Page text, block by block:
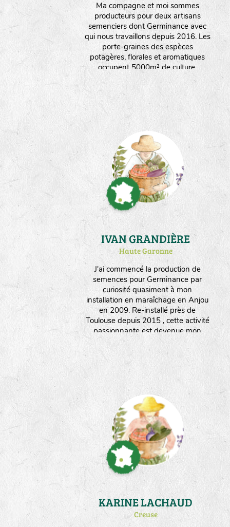
Ma compagne et moi sommes
producteurs pour deux artisans
semenciers dont Germinance avec
qui nous travaillons depuis 2016. Les
porte-graines des espèces
potagères, florales et aromatiques
occupent 5000m² de culture.
Instalée en plaine céréalière
valonnée et semi boisée, la ferme
produit aussi des céréales et du
fourrage. Nous orientons nos choix
vers un maximum d'espèces
produites en culture sèche.
J'ai commencé la production de
semences pour Germinance par
curiosité quasiment à mon
installation en maraîchage en Anjou
en 2009. Re-installé près de
Toulouse depuis 2015 , cette activité
passionnante est devenue mon
métier et je travaille pour plusieurs
semenciers. Ma surface de culture
dédiée aux semences est partagée
entre les engrais verts multipliés sur
1ha et les potagères sur 5000m².
IVAN GRANDIÈRE
Haute Garonne
KARINE LACHAUD
Creuse